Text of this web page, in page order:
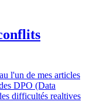
l'un de mes articles
DPO (Data
difficultés realtives